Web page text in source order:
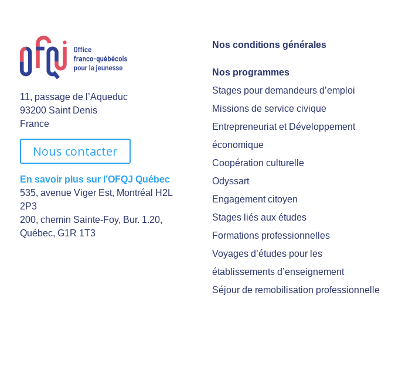
11, passage de l’Aqueduc
93200 Saint Denis
France
Nous contacter
En savoir plus sur l’OFQJ Québec
535, avenue Viger Est, Montréal H2L
2P3
200, chemin Sainte-Foy, Bur. 1.20,
Québec, G1R 1T3
Nos conditions générales
Nos programmes
Stages pour demandeurs d’emploi
Missions de service civique
Entrepreneuriat et Développement
économique
Coopération culturelle
Odyssart
Engagement citoyen
Stages liés aux études
Formations professionnelles
Voyages d’études pour les
établissements d’enseignement
Séjour de remobilisation professionnelle